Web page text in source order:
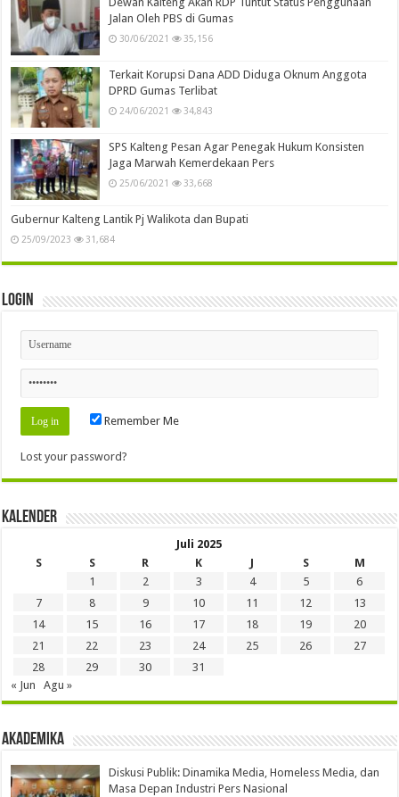
Jalan Oleh PBS di Gumas
30/06/2021 35,156
Terkait Korupsi Dana ADD Diduga Oknum Anggota
DPRD Gumas Terlibat
24/06/2021 34,843
SPS Kalteng Pesan Agar Penegak Hukum Konsisten
Jaga Marwah Kemerdekaan Pers
25/06/2021 33,668
Gubernur Kalteng Lantik Pj Walikota dan Bupati
25/09/2023 31,684
Login
Remember Me
Lost your password?
Kalender
Juli 2025
S
S R K J S
M
1
2 3 4 5
6
7
8 9 10 11 12
13
14
15 16 17 18 19
20
21
22 23 24 25 26
27
28
29 30
31
« Jun
Agu »
Akademika
Diskusi Publik: Dinamika Media, Homeless Media, dan
Masa Depan Industri Pers Nasional